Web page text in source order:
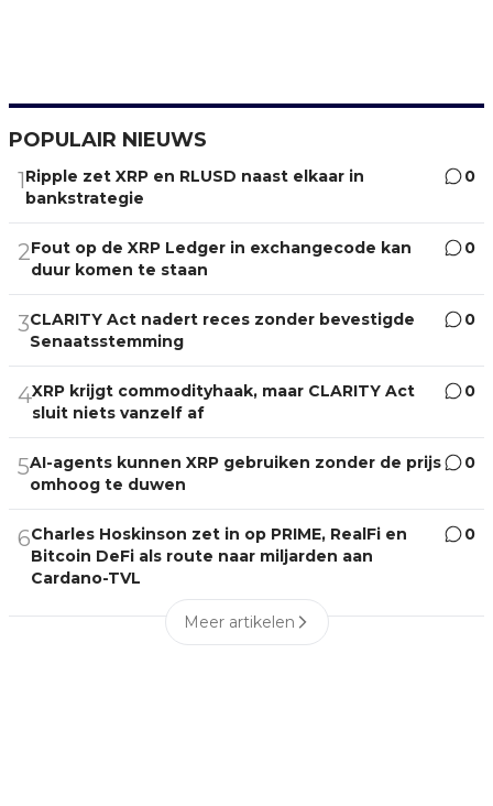
POPULAIR NIEUWS
1 Ripple zet XRP en RLUSD naast elkaar in
bankstrategie
0
2Fout op de XRP Ledger in exchangecode kan
duur komen te staan
0
3CLARITY Act nadert reces zonder bevestigde
Senaatsstemming
0
4XRP krijgt commodityhaak, maar CLARITY Act
sluit niets vanzelf af
0
5AI-agents kunnen XRP gebruiken zonder de prijs
omhoog te duwen
0
6Charles Hoskinson zet in op PRIME, RealFi en
Bitcoin DeFi als route naar miljarden aan
Cardano-TVL
0
Meer artikelen